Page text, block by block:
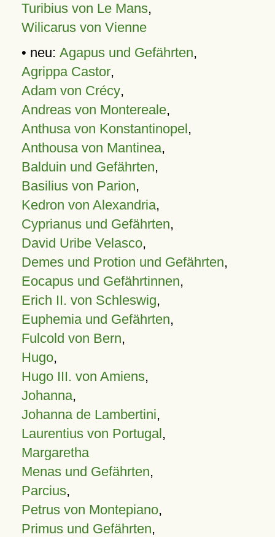
Turibius von Le Mans,
Wilicarus von Vienne
• neu: Agapus und Gefährten,
Agrippa Castor,
Adam von Crécy,
Andreas von Montereale,
Anthusa von Konstantinopel,
Anthousa von Mantinea,
Balduin und Gefährten,
Basilius von Parion,
Kedron von Alexandria,
Cyprianus und Gefährten,
David Uribe Velasco,
Demes und Protion und Gefährten,
Eocapus und Gefährtinnen,
Erich II. von Schleswig,
Euphemia und Gefährten,
Fulcold von Bern,
Hugo,
Hugo III. von Amiens,
Johanna,
Johanna de Lambertini,
Laurentius von Portugal,
Margaretha
Menas und Gefährten,
Parcius,
Petrus von Montepiano,
Primus und Gefährten,